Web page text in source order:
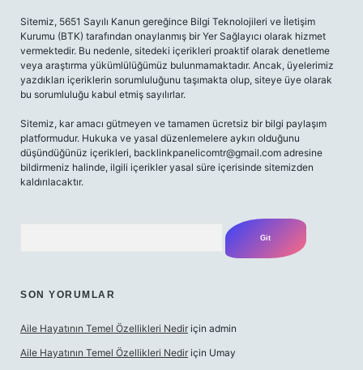
Sitemiz, 5651 Sayılı Kanun gereğince Bilgi Teknolojileri ve İletişim
Kurumu (BTK) tarafından onaylanmış bir Yer Sağlayıcı olarak hizmet
vermektedir. Bu nedenle, sitedeki içerikleri proaktif olarak denetleme
veya araştırma yükümlülüğümüz bulunmamaktadır. Ancak, üyelerimiz
yazdıkları içeriklerin sorumluluğunu taşımakta olup, siteye üye olarak
bu sorumluluğu kabul etmiş sayılırlar.
Sitemiz, kar amacı gütmeyen ve tamamen ücretsiz bir bilgi paylaşım
platformudur. Hukuka ve yasal düzenlemelere aykırı olduğunu
düşündüğünüz içerikleri, backlinkpanelicomtr@gmail.com adresine
bildirmeniz halinde, ilgili içerikler yasal süre içerisinde sitemizden
kaldırılacaktır.
SON YORUMLAR
Aile Hayatının Temel Özellikleri Nedir için admin
Aile Hayatının Temel Özellikleri Nedir için Umay